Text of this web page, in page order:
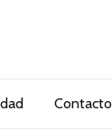
Contacto